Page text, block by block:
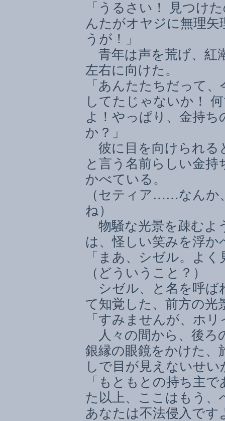
「うるさい！ 見つけ
んたがオヤジに無理
うが！」
青年は声を荒げ、紅
左右に向けた。
「あんたたちだって
してたじゃないか！
よ！やっぱり、金持
か？」
彼に目を向けられる
と言う名前らしい金
かべている。
（セティア……なんか
ね）
物騒な光景を疎むよ
は、怪しい笑みを浮か
「まあ、シゼル。よ
（どういうこと？）
シゼル、と名を呼ば
て知覚した、前方の光
「すみませんが、ホ
人々の間から、後ろ
銀縁の眼鏡をかけた、
しで目が見えないせ
「もともとの持ち主
た以上、ここはもう
あなたは不法侵入です